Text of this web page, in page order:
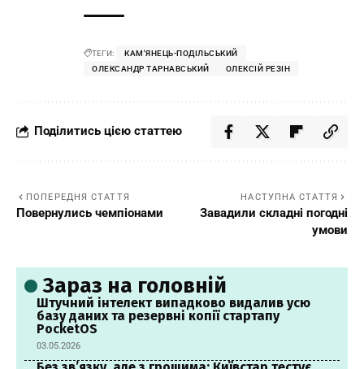
ТЕГИ:
КАМ'ЯНЕЦЬ-ПОДІЛЬСЬКИЙ
ОЛЕКСАНДР ТАРНАВСЬКИЙ
ОЛЕКСІЙ РЕЗІН
Поділитись цією статтею
ПОПЕРЕДНЯ СТАТТЯ
Повернулись чемпіонами
НАСТУПНА СТАТТЯ
Завадили складні погодні
умови
Зараз на головній
Штучний інтелект випадково видалив усю
базу даних та резервні копії стартапу
PocketOS
03.05.2026